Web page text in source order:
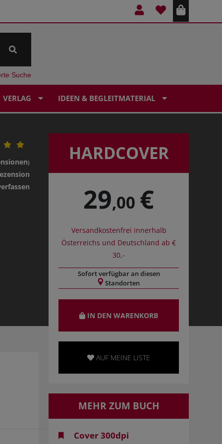
Suche
VERLAG IDEEN & BEGLEITMATERIAL
) HARDCOVER
29,00 €
Versandkostenfrei innerhalb
Österreichs und Deutschland ab €
30,-
Sofort verfügbar an diesen
Standorten
IN DEN WARENKORB
AUF MEINE LISTE
MEHR ZUM BUCH
Cover 300dpi